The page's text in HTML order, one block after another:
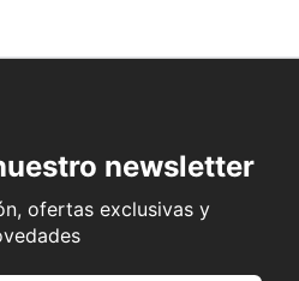
newsletter
ofertas exclusivas y